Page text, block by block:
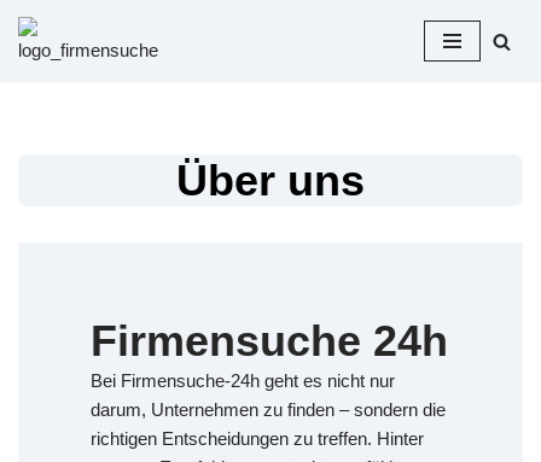
Zum
Über uns
Firmensuche 24h
Bei Firmensuche-24h geht es nicht nur
darum, Unternehmen zu finden – sondern die
richtigen Entscheidungen zu treffen. Hinter